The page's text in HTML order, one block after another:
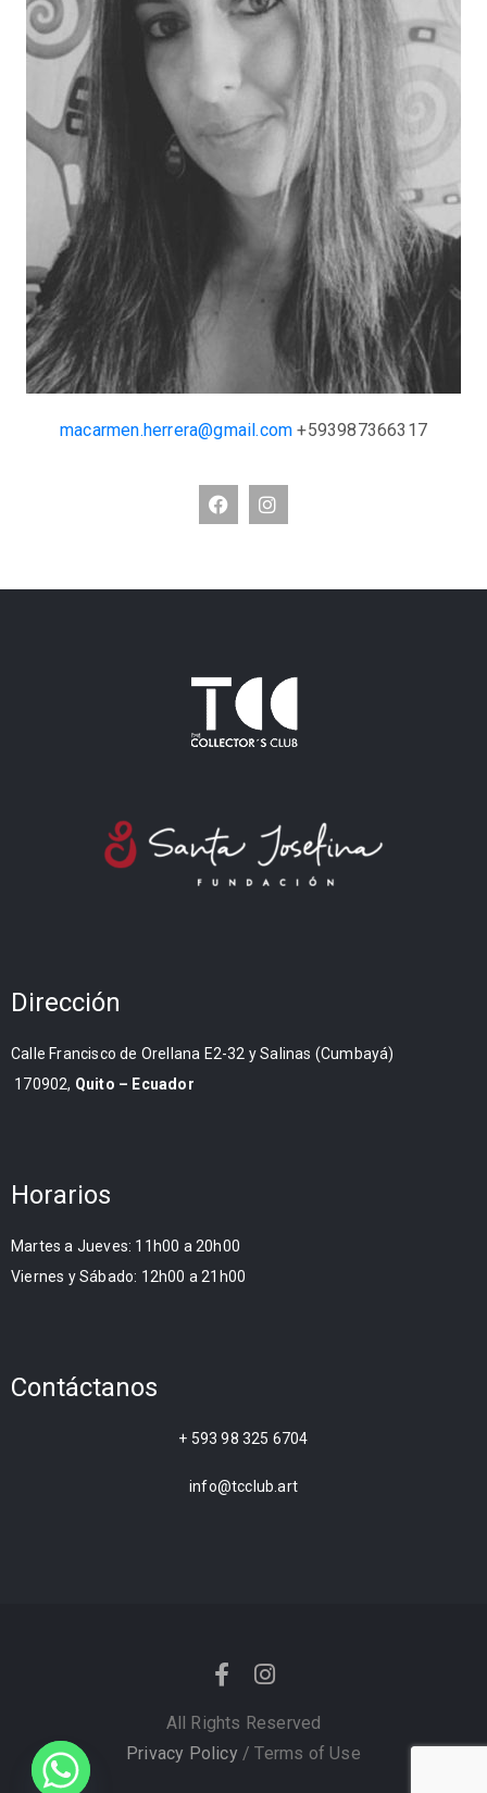
macarmen.herrera@gmail.com+593987366317
Dirección
Calle Francisco de Orellana E2-32 y Salinas (Cumbayá)
170902, Quito – Ecuador
Horarios
Martes a Jueves: 11h00 a 20h00
Viernes y Sábado: 12h00 a 21h00
Contáctanos
+ 593 98 325 6704
info@tcclub.art
All Rights Reserved
Privacy Policy / Terms of Use